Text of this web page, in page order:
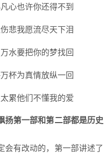
心也许你还得不到
悲我愿流尽天下泪
水要把你的梦找回
杯为真情放纵一回
累他们不懂我的爱
扬第一部和第二部都是历史
会有改动的，第一部讲述了